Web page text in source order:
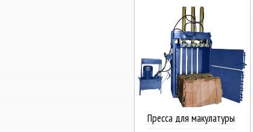
Пресса для макулатуры